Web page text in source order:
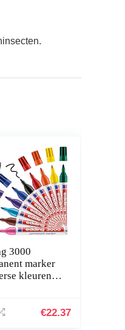
3000
marker
kleuren –
3 mm –
€22.37